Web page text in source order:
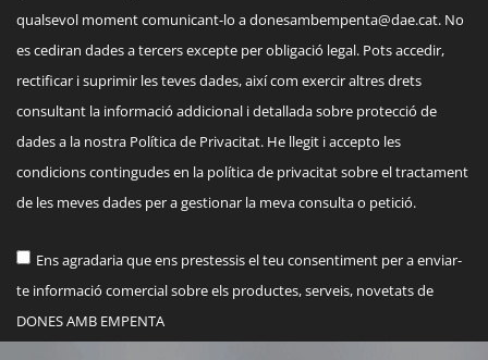
qualsevol moment comunicant-lo adonesambempenta@dae.cat. No
es cediran dades a tercers excepte per obligació legal. Pots accedir,
rectificar i suprimir les teves dades, així com exercir altres drets
consultant la informació addicional i detallada sobre protecció de
dades a la nostra Política de Privacitat. He llegit i accepto les
condicions contingudes en la política de privacitat sobre el tractament
de les meves dades per a gestionar la meva consulta o petició.
Ens agradaria que ens prestessis el teu consentiment per a enviar-
te informació comercial sobre els productes, serveis, novetats de
DONES AMB EMPENTA